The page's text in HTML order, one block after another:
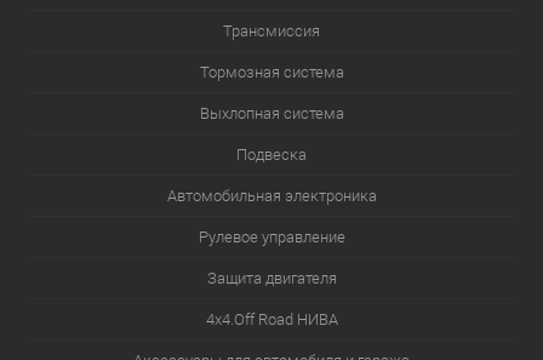
Трансмиссия
Тормозная система
Выхлопная система
Подвеска
Автомобильная электроника
Рулевое управление
Защита двигателя
4х4.Off Road НИВА